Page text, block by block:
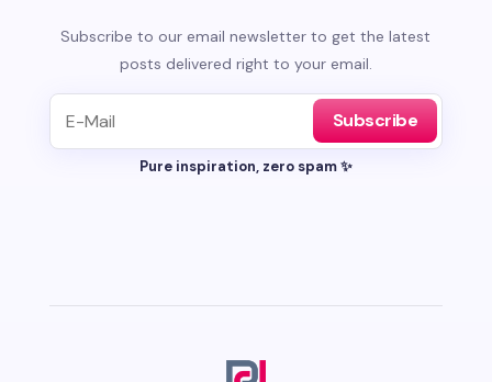
Subscribe to our email newsletter to get the latest
posts delivered right to your email.
Subscribe
Pure inspiration, zero spam ✨